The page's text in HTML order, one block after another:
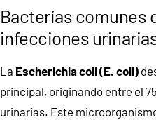
Bacterias comunes
infecciones
La Escherichia coli (E. coli)
principal, originando entre el
urinarias. Este